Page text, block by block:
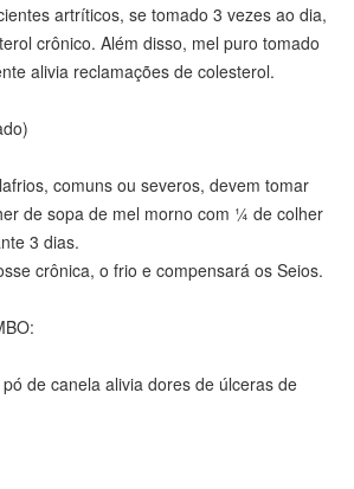
artríticos, se tomado 3 vezes ao dia,
crônico. Além disso, mel puro tomado
alivia reclamações de colesterol.
comuns ou severos, devem tomar
de sopa de mel morno com ¼ de colher
3 dias.
crônica, o frio e compensará os Seios.
de canela alivia dores de úlceras de